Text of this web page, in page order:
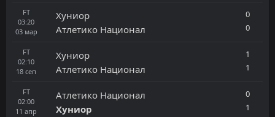
FT
03:20
03 мар
Хуниор
Атлетико Национал
0
0
FT
02:10
18 сеп
Хуниор
Атлетико Национал
1
1
FT
02:00
11 апр
Атлетико Национал
Хуниор
0
1